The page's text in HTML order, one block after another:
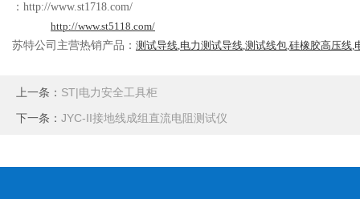
： http://www.st1718.com/
http://www.st5118.com/
苏特公司主营热销产品： 测试导线,电力测试导线,测试线包,硅橡胶高压线,
上一条： ST|电力安全工具柜
下一条： JYC-II接地线成组直流电阻测试仪